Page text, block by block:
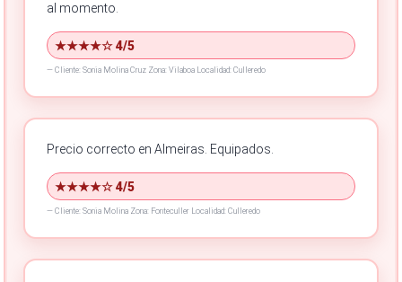
★★★★☆ 4/5
al momento.
— Cliente: Sonia Molina Cruz Zona: Vilaboa Localidad: Culleredo
★★★★☆ 4/5
Precio correcto en Almeiras. Equipados.
— Cliente: Sonia Molina Zona: Fonteculler Localidad: Culleredo